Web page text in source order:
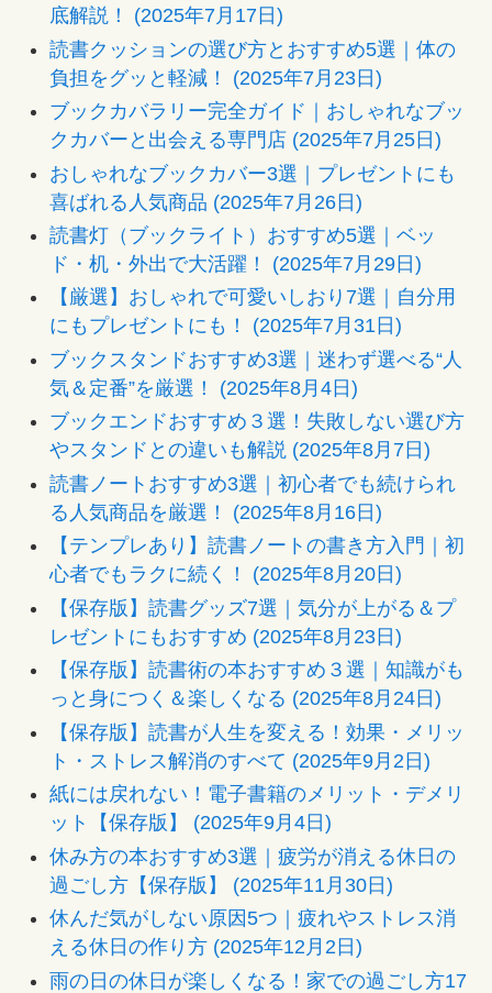
底解説！ (2025年7月17日)
読書クッションの選び方とおすすめ5選｜体の
負担をグッと軽減！ (2025年7月23日)
ブックカバラリー完全ガイド｜おしゃれなブッ
クカバーと出会える専門店 (2025年7月25日)
おしゃれなブックカバー3選｜プレゼントにも
喜ばれる人気商品 (2025年7月26日)
読書灯（ブックライト）おすすめ5選｜ベッ
ド・机・外出で大活躍！ (2025年7月29日)
【厳選】おしゃれで可愛いしおり7選｜自分用
にもプレゼントにも！ (2025年7月31日)
ブックスタンドおすすめ3選｜迷わず選べる“人
気＆定番”を厳選！ (2025年8月4日)
ブックエンドおすすめ３選！失敗しない選び方
やスタンドとの違いも解説 (2025年8月7日)
読書ノートおすすめ3選｜初心者でも続けられ
る人気商品を厳選！ (2025年8月16日)
【テンプレあり】読書ノートの書き方入門｜初
心者でもラクに続く！ (2025年8月20日)
【保存版】読書グッズ7選｜気分が上がる＆プ
レゼントにもおすすめ (2025年8月23日)
【保存版】読書術の本おすすめ３選｜知識がも
っと身につく＆楽しくなる (2025年8月24日)
【保存版】読書が人生を変える！効果・メリッ
ト・ストレス解消のすべて (2025年9月2日)
紙には戻れない！電子書籍のメリット・デメリ
ット【保存版】 (2025年9月4日)
休み方の本おすすめ3選｜疲労が消える休日の
過ごし方【保存版】 (2025年11月30日)
休んだ気がしない原因5つ｜疲れやストレス消
える休日の作り方 (2025年12月2日)
雨の日の休日が楽しくなる！家での過ごし方17